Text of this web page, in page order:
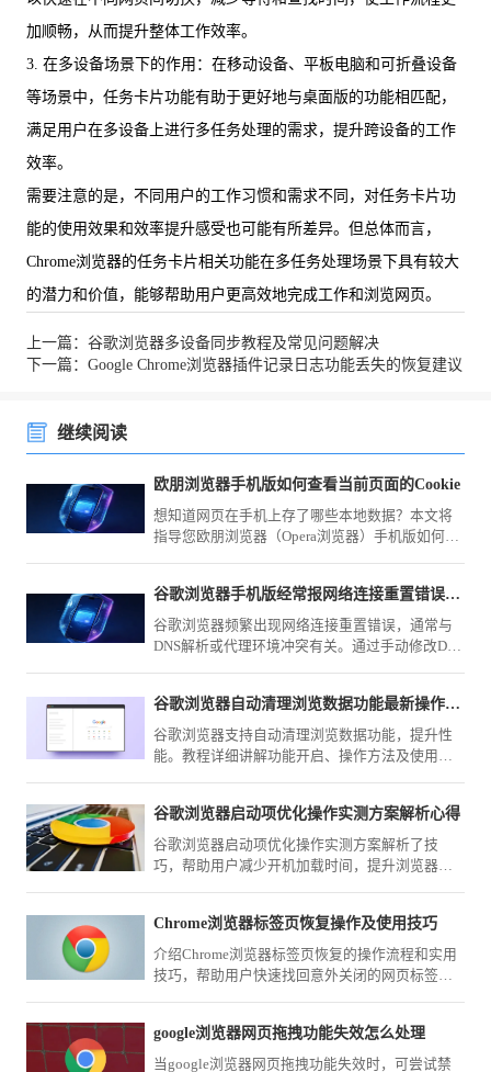
加顺畅，从而提升整体工作效率。
3. 在多设备场景下的作用：在移动设备、平板电脑和可折叠设备
等场景中，任务卡片功能有助于更好地与桌面版的功能相匹配，
满足用户在多设备上进行多任务处理的需求，提升跨设备的工作
效率。
需要注意的是，不同用户的工作习惯和需求不同，对任务卡片功
能的使用效果和效率提升感受也可能有所差异。但总体而言，
Chrome浏览器的任务卡片相关功能在多任务处理场景下具有较大
的潜力和价值，能够帮助用户更高效地完成工作和浏览网页。
上一篇：谷歌浏览器多设备同步教程及常见问题解决
下一篇：Google Chrome浏览器插件记录日志功能丢失的恢复建议
继续阅读
欧朋浏览器手机版如何查看当前页面的Cookie
想知道网页在手机上存了哪些本地数据？本文将
指导您欧朋浏览器（Opera浏览器）手机版如何深
谷歌浏览器手机版经常报网络连接重置错误到底怎么改机
谷歌浏览器频繁出现网络连接重置错误，通常与
DNS解析或代理环境冲突有关。通过手动修改DNS
谷歌浏览器自动清理浏览数据功能最新操作教程
谷歌浏览器支持自动清理浏览数据功能，提升性
能。教程详细讲解功能开启、操作方法及使用技
谷歌浏览器启动项优化操作实测方案解析心得
谷歌浏览器启动项优化操作实测方案解析了技
巧，帮助用户减少开机加载时间，提升浏览器运
Chrome浏览器标签页恢复操作及使用技巧
介绍Chrome浏览器标签页恢复的操作流程和实用
技巧，帮助用户快速找回意外关闭的网页标签，
google浏览器网页拖拽功能失效怎么处理
当google浏览器网页拖拽功能失效时，可尝试禁